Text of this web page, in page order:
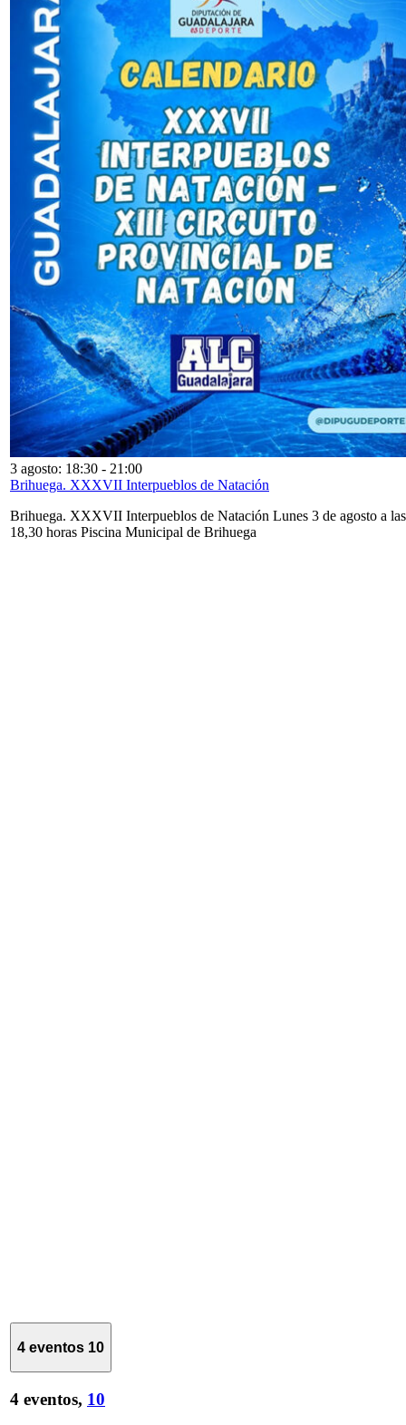
3 agosto: 18:30 - 21:00
Brihuega. XXXVII Interpueblos de Natación
Brihuega. XXXVII Interpueblos de Natación Lunes 3 de agosto a las
18,30 horas Piscina Municipal de Brihuega
4 eventos 10
4 eventos, 10